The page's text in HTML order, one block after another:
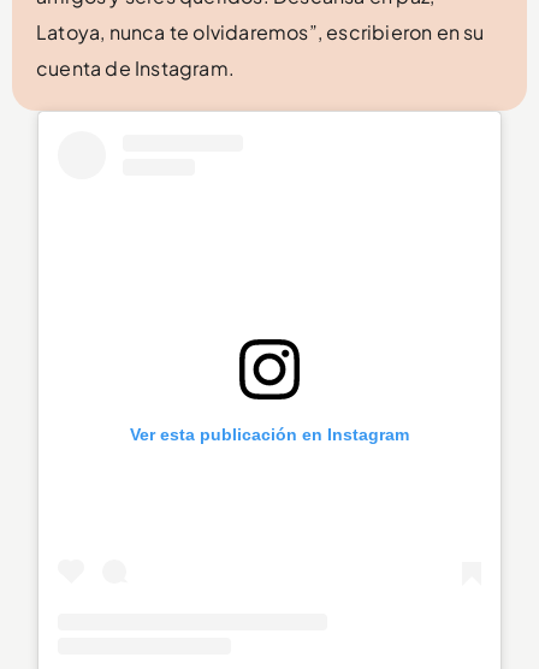
Latoya, nunca te olvidaremos”, escribieron en su
cuenta de Instagram.
Ver esta publicación en Instagram